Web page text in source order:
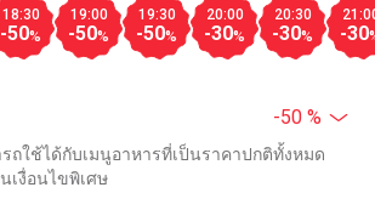
18:30
-50%
19:00
-50%
19:30
-50%
20:00
-30%
20:30
-30% -30
-50 %
ถใช้ได้กับเมนูอาหารที่เป็นราคาปกติทั้งหมด
เงื่อนไขพิเศษ